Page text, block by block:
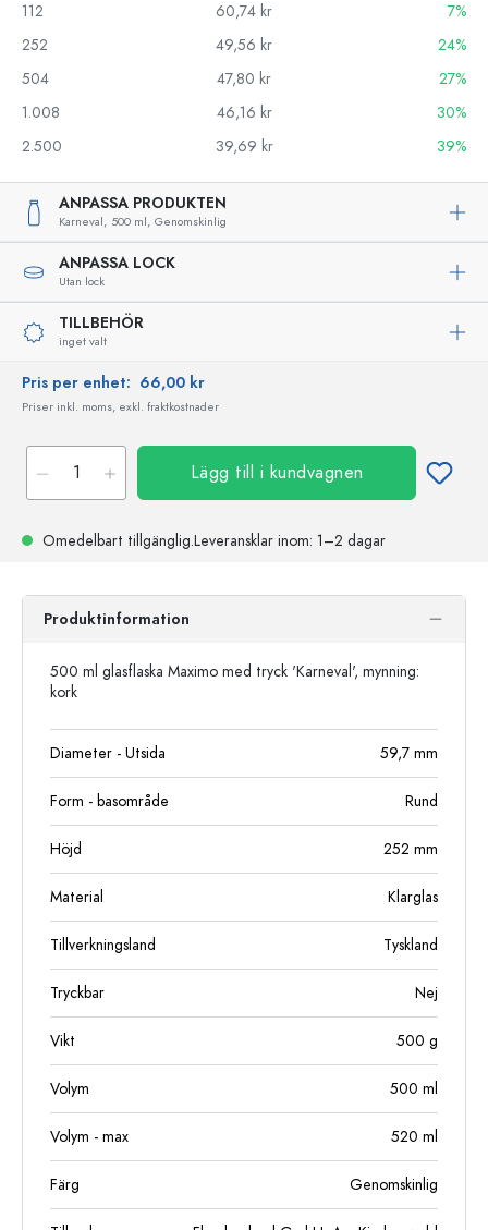
112
60,74 kr
7%
252
49,56 kr
24%
504
47,80 kr
27%
1.008
46,16 kr
30%
2.500
39,69 kr 39%
ANPASSA PRODUKTEN
Karneval, 500 ml, Genomskinlig
ANPASSA LOCK
Utan lock
TILLBEHÖR
inget valt
Pris per enhet: 66,00 kr
Priser inkl. moms, exkl. fraktkostnader
Lägg till i kundvagnen
Omedelbart tillgänglig.Leveransklar inom: 1–2 dagar
Produktinformation
500 ml glasflaska Maximo med tryck 'Karneval', mynning:
kork
Diameter - Utsida 59,7 mm
Form - basområde Rund
Höjd 252 mm
Material Klarglas
Tillverkningsland Tyskland
Tryckbar Nej
Vikt 500 g
Volym 500 ml
Volym - max 520 ml
Färg Genomskinlig